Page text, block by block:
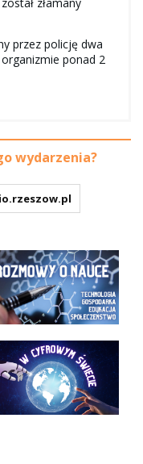
przez policję dwa
ponad 2
wydarzenia?